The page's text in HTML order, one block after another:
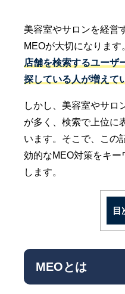
美容室やサロンを経営
MEOが大切になります
店舗を検索するユーザ
探している人が増えて
しかし、美容室やサロ
が多く、検索で上位に
います。そこで、この
効的なMEO対策をキー
します。
目
MEOとは